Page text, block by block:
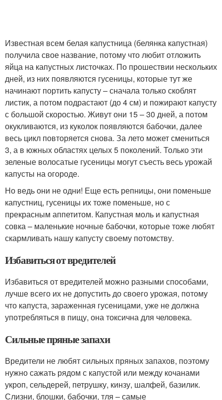
Известная всем белая капустница (белянка капустная)
получила свое название, потому что любит отложить
яйца на капустных листочках. По прошествии нескольких
дней, из них появляются гусеницы, которые тут же
начинают портить капусту – сначала только скоблят
листик, а потом подрастают (до 4 см) и пожирают капусту
с большой скоростью. Живут они 15 – 30 дней, а потом
окукливаются, из куколок появляются бабочки, далее
весь цикл повторяется снова. За лето может смениться
3, а в южных областях целых 5 поколений. Только эти
зеленые волосатые гусеницы могут съесть весь урожай
капусты на огороде.
Но ведь они не одни! Еще есть репницы, они поменьше
капустниц, гусеницы их тоже поменьше, но с
прекрасным аппетитом. Капустная моль и капустная
совка – маленькие ночные бабочки, которые тоже любят
скармливать нашу капусту своему потомству.
Избавиться от вредителей
Избавиться от вредителей можно разными способами,
лучше всего их не допустить до своего урожая, потому
что капуста, зараженная гусеницами, уже не должна
употребляться в пищу, она токсична для человека.
Сильные пряные запахи
Вредители не любят сильных пряных запахов, поэтому
нужно сажать рядом с капустой или между кочанами
укроп, сельдерей, петрушку, кинзу, шалфей, базилик.
Слизни, блошки, бабочки, тля – самые